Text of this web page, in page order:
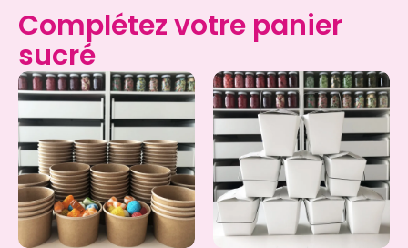
Complétez votre panier
sucré